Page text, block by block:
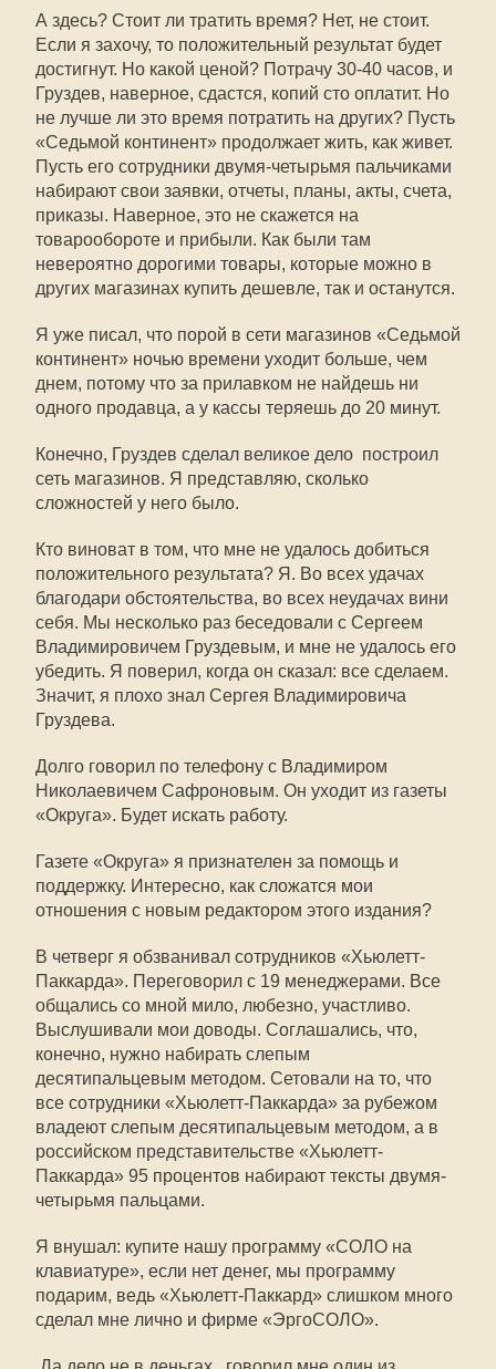
А здесь? Стоит ли тратить время? Нет, не стоит.
Если я захочу, то положительный результат будет
достигнут. Но какой ценой? Потрачу 30-40 часов, и
Груздев, наверное, сдастся, копий сто оплатит. Но
не лучше ли это время потратить на других? Пусть
«Седьмой континент» продолжает жить, как живет.
Пусть его сотрудники двумя-четырьмя пальчиками
набирают свои заявки, отчеты, планы, акты, счета,
приказы. Наверное, это не скажется на
товарообороте и прибыли. Как были там
невероятно дорогими товары, которые можно в
других магазинах купить дешевле, так и останутся.
Я уже писал, что порой в сети магазинов «Седьмой
континент» ночью времени уходит больше, чем
днем, потому что за прилавком не найдешь ни
одного продавца, а у кассы теряешь до 20 минут.
Конечно, Груздев сделал великое дело  построил
сеть магазинов. Я представляю, сколько
сложностей у него было.
Кто виноват в том, что мне не удалось добиться
положительного результата? Я. Во всех удачах
благодари обстоятельства, во всех неудачах вини
себя. Мы несколько раз беседовали с Сергеем
Владимировичем Груздевым, и мне не удалось его
убедить. Я поверил, когда он сказал: все сделаем.
Значит, я плохо знал Сергея Владимировича
Груздева.
Долго говорил по телефону с Владимиром
Николаевичем Сафроновым. Он уходит из газеты
«Округа». Будет искать работу.
Газете «Округа» я признателен за помощь и
поддержку. Интересно, как сложатся мои
отношения с новым редактором этого издания?
В четверг я обзванивал сотрудников «Хьюлетт-
Паккарда». Переговорил с 19 менеджерами. Все
общались со мной мило, любезно, участливо.
Выслушивали мои доводы. Соглашались, что,
конечно, нужно набирать слепым
десятипальцевым методом. Сетовали на то, что
все сотрудники «Хьюлетт-Паккарда» за рубежом
владеют слепым десятипальцевым методом, а в
российском представительстве «Хьюлетт-
Паккарда» 95 процентов набирают тексты двумя-
четырьмя пальцами.
Я внушал: купите нашу программу «СОЛО на
клавиатуре», если нет денег, мы программу
подарим, ведь «Хьюлетт-Паккард» слишком много
сделал мне лично и фирме «ЭргоСОЛО».